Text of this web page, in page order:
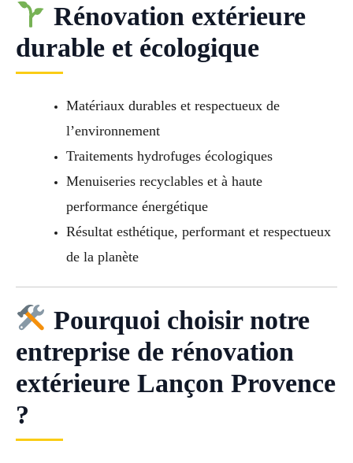
Rénovation extérieure
durable et écologique
Matériaux durables et respectueux de
l’environnement
Traitements hydrofuges écologiques
Menuiseries recyclables et à haute
performance énergétique
Résultat esthétique, performant et respectueux
de la planète
Pourquoi choisir notre
entreprise de rénovation
extérieure Lançon Provence
?